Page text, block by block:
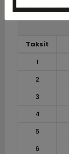
Taksit
1
2
3
4
5
6